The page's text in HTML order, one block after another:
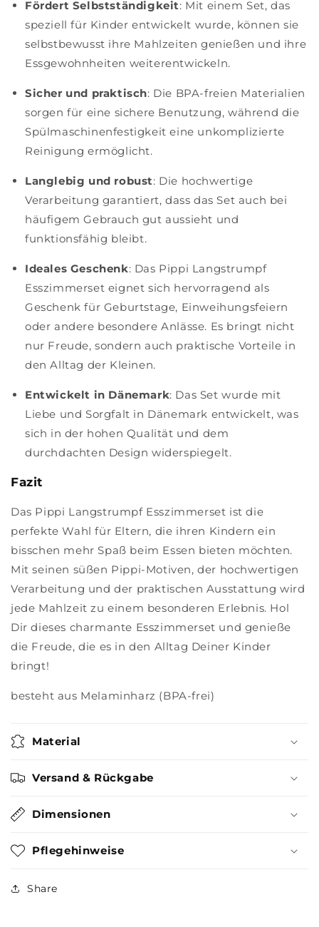
Fördert Selbstständigkeit: Mit einem Set, das
speziell für Kinder entwickelt wurde, können sie
selbstbewusst ihre Mahlzeiten genießen und ihre
Essgewohnheiten weiterentwickeln.
Sicher und praktisch: Die BPA-freien Materialien
sorgen für eine sichere Benutzung, während die
Spülmaschinenfestigkeit eine unkomplizierte
Reinigung ermöglicht.
Langlebig und robust: Die hochwertige
Verarbeitung garantiert, dass das Set auch bei
häufigem Gebrauch gut aussieht und
funktionsfähig bleibt.
Ideales Geschenk: Das Pippi Langstrumpf
Esszimmerset eignet sich hervorragend als
Geschenk für Geburtstage, Einweihungsfeiern
oder andere besondere Anlässe. Es bringt nicht
nur Freude, sondern auch praktische Vorteile in
den Alltag der Kleinen.
Entwickelt in Dänemark: Das Set wurde mit
Liebe und Sorgfalt in Dänemark entwickelt, was
sich in der hohen Qualität und dem
durchdachten Design widerspiegelt.
Fazit
Das Pippi Langstrumpf Esszimmerset ist die
perfekte Wahl für Eltern, die ihren Kindern ein
bisschen mehr Spaß beim Essen bieten möchten.
Mit seinen süßen Pippi-Motiven, der hochwertigen
Verarbeitung und der praktischen Ausstattung wird
jede Mahlzeit zu einem besonderen Erlebnis. Hol
Dir dieses charmante Esszimmerset und genieße
die Freude, die es in den Alltag Deiner Kinder
bringt!
besteht aus Melaminharz (BPA-frei)
Material
Versand & Rückgabe
Dimensionen
Pflegehinweise
Share